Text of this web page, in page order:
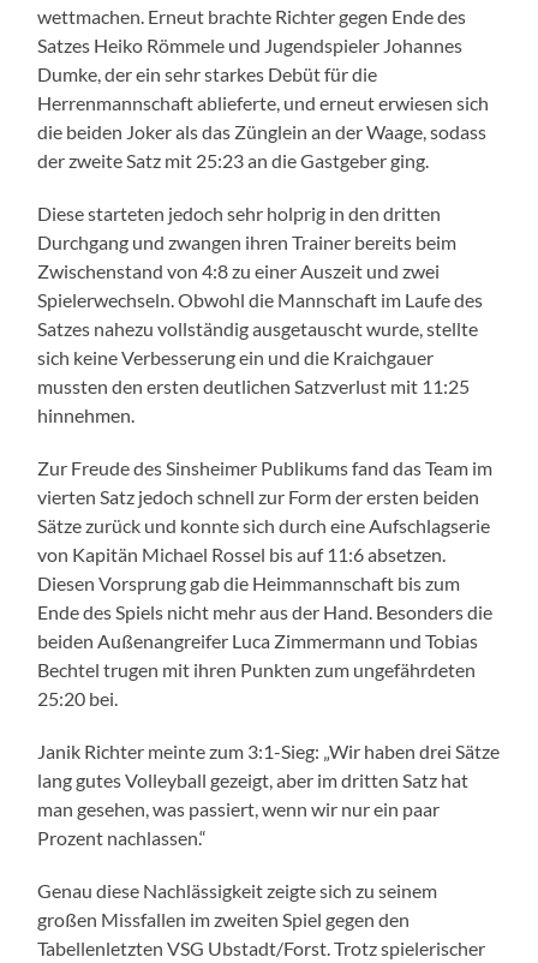
wettmachen. Erneut brachte Richter gegen Ende des
Satzes Heiko Römmele und Jugendspieler Johannes
Dumke, der ein sehr starkes Debüt für die
Herrenmannschaft ablieferte, und erneut erwiesen sich
die beiden Joker als das Zünglein an der Waage, sodass
der zweite Satz mit 25:23 an die Gastgeber ging.
Diese starteten jedoch sehr holprig in den dritten
Durchgang und zwangen ihren Trainer bereits beim
Zwischenstand von 4:8 zu einer Auszeit und zwei
Spielerwechseln. Obwohl die Mannschaft im Laufe des
Satzes nahezu vollständig ausgetauscht wurde, stellte
sich keine Verbesserung ein und die Kraichgauer
mussten den ersten deutlichen Satzverlust mit 11:25
hinnehmen.
Zur Freude des Sinsheimer Publikums fand das Team im
vierten Satz jedoch schnell zur Form der ersten beiden
Sätze zurück und konnte sich durch eine Aufschlagserie
von Kapitän Michael Rossel bis auf 11:6 absetzen.
Diesen Vorsprung gab die Heimmannschaft bis zum
Ende des Spiels nicht mehr aus der Hand. Besonders die
beiden Außenangreifer Luca Zimmermann und Tobias
Bechtel trugen mit ihren Punkten zum ungefährdeten
25:20 bei.
Janik Richter meinte zum 3:1-Sieg: „Wir haben drei Sätze
lang gutes Volleyball gezeigt, aber im dritten Satz hat
man gesehen, was passiert, wenn wir nur ein paar
Prozent nachlassen.“
Genau diese Nachlässigkeit zeigte sich zu seinem
großen Missfallen im zweiten Spiel gegen den
Tabellenletzten VSG Ubstadt/Forst. Trotz spielerischer